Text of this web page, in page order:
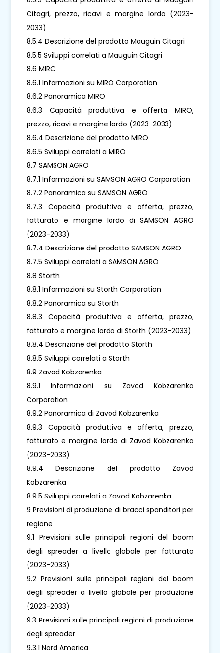
Citagri, prezzo, ricavi e margine lordo (2023-
2033)
8.5.4 Descrizione del prodotto Mauguin Citagri
8.5.5 Sviluppi correlati a Mauguin Citagri
8.6 MIRO
8.6.1 Informazioni su MIRO Corporation
8.6.2 Panoramica MIRO
8.6.3 Capacità produttiva e offerta MIRO,
prezzo, ricavi e margine lordo (2023-2033)
8.6.4 Descrizione del prodotto MIRO
8.6.5 Sviluppi correlati a MIRO
8.7 SAMSON AGRO
8.7.1 Informazioni su SAMSON AGRO Corporation
8.7.2 Panoramica su SAMSON AGRO
8.7.3 Capacità produttiva e offerta, prezzo,
fatturato e margine lordo di SAMSON AGRO
(2023-2033)
8.7.4 Descrizione del prodotto SAMSON AGRO
8.7.5 Sviluppi correlati a SAMSON AGRO
8.8 Storth
8.8.1 Informazioni su Storth Corporation
8.8.2 Panoramica su Storth
8.8.3 Capacità produttiva e offerta, prezzo,
fatturato e margine lordo di Storth (2023-2033)
8.8.4 Descrizione del prodotto Storth
8.8.5 Sviluppi correlati a Storth
8.9 Zavod Kobzarenka
8.9.1 Informazioni su Zavod Kobzarenka
Corporation
8.9.2 Panoramica di Zavod Kobzarenka
8.9.3 Capacità produttiva e offerta, prezzo,
fatturato e margine lordo di Zavod Kobzarenka
(2023-2033)
8.9.4 Descrizione del prodotto Zavod
Kobzarenka
8.9.5 Sviluppi correlati a Zavod Kobzarenka
9 Previsioni di produzione di bracci spanditori per
regione
9.1 Previsioni sulle principali regioni del boom
degli spreader a livello globale per fatturato
(2023-2033)
9.2 Previsioni sulle principali regioni del boom
degli spreader a livello globale per produzione
(2023-2033)
9.3 Previsioni sulle principali regioni di produzione
degli spreader
9.3.1 Nord America